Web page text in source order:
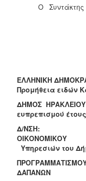
Ο Συντάκτης
ΕΛΛΗΝΙΚΗ
Προμήθεια ειδών
ΔΗΜΟΣ
ευπρεπισμού
Δ/ΝΣΗ:
Υπηρεσιών του